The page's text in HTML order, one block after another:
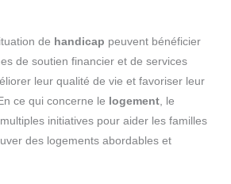
de handicap peuvent bénéficier
de soutien financier et de services
leur qualité de vie et favoriser leur
ce qui concerne le logement , le
initiatives pour aider les familles
des logements abordables et